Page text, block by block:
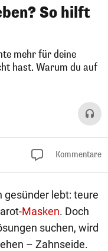
So hilft
mehr für deine
hast. Warum du auf
Kommentare
gesünder lebt: teure
Masken. Doch
suchen, wird
– Zahnseide.